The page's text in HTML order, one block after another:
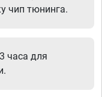
чип тюнинга.
часа для